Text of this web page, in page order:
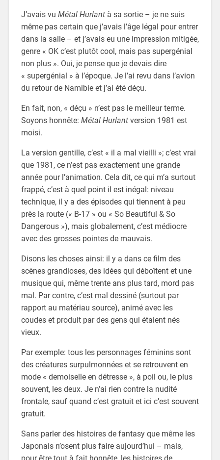
J’avais vu Métal Hurlantà sa sortie – je ne suis
même pas certain que j’avais l’âge légal pour entrer
dans la salle – et j’avais eu une impression mitigée,
genre « OK c’est plutôt cool, mais pas supergénial
non plus ». Oui, je pense que je devais dire
« supergénial » à l’époque. Je l’ai revu dans l’avion
du retour de Namibie et j’ai été déçu.
En fait, non, « déçu » n’est pas le meilleur terme.
Soyons honnête: Métal Hurlant version 1981 est
moisi.
La version gentille, c’est « il a mal vieilli »; c’est vrai
que 1981, ce n’est pas exactement une grande
année pour l’animation. Cela dit, ce qui m’a surtout
frappé, c’est à quel point il est inégal: niveau
technique, il y a des épisodes qui tiennent à peu
près la route (« B-17 » ou « So Beautiful & So
Dangerous »), mais globalement, c’est médiocre
avec des grosses pointes de mauvais.
Disons les choses ainsi: il y a dans ce film des
scènes grandioses, des idées qui déboîtent et une
musique qui, même trente ans plus tard, mord pas
mal. Par contre, c’est mal dessiné (surtout par
rapport au matériau source), animé avec les
coudes et produit par des gens qui étaient nés
vieux.
Par exemple: tous les personnages féminins sont
des créatures surpulmonnées et se retrouvent en
mode « demoiselle en détresse », à poil ou, le plus
souvent, les deux. Je n’ai rien contre la nudité
frontale, sauf quand c’est gratuit et ici c’est souvent
gratuit.
Sans parler des histoires de fantasy que même les
Japonais n’osent plus faire aujourd’hui – mais,